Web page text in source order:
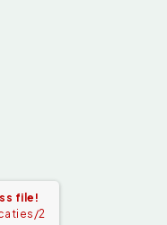
file!
2